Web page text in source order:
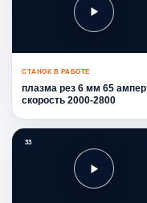
СТАНОК В РАБОТЕ
плазма рез 6 мм 65 ампер
скорость 2000-2800
33